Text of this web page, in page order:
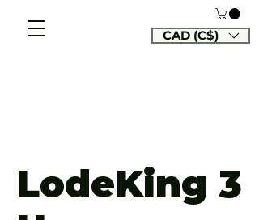
CAD (C$)
LodeKing 3